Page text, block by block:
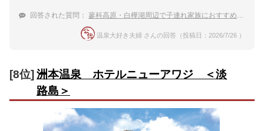
回答された質問： 蓼科高原・白樺湖周辺で子連れ家族におすすめの温泉付きホテル
温泉大好き夫婦 さんの回答（投稿日：2026/7/26 ）
[8位] 洲本温泉 ホテルニューアワジ ＜淡
路島＞